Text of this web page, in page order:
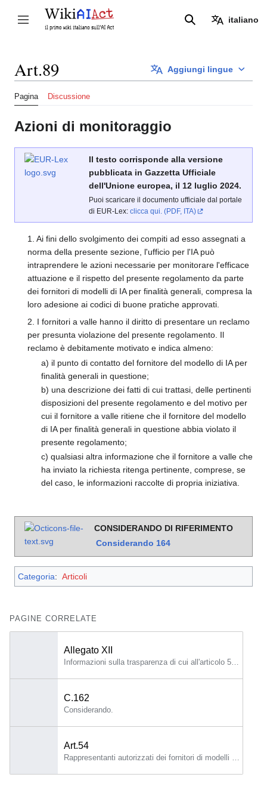
contenuto
Attiva/disattiva la barra laterale Ricerca italiano
Aggiungi lingue
Art.89
Pagina Discussione
Azioni di monitoraggio
Il testo corrisponde alla versione
pubblicata in Gazzetta Ufficiale
dell'Unione europea, il 12 luglio 2024.
Puoi scaricare il documento ufficiale dal portale
di EUR-Lex: clicca qui. (PDF, ITA)
1. Ai fini dello svolgimento dei compiti ad esso assegnati a
norma della presente sezione, l'ufficio per l'IA può
intraprendere le azioni necessarie per monitorare l'efficace
attuazione e il rispetto del presente regolamento da parte
dei fornitori di modelli di IA per finalità generali, compresa la
loro adesione ai codici di buone pratiche approvati.
2. I fornitori a valle hanno il diritto di presentare un reclamo
per presunta violazione del presente regolamento. Il
reclamo è debitamente motivato e indica almeno:
a) il punto di contatto del fornitore del modello di IA per
finalità generali in questione;
b) una descrizione dei fatti di cui trattasi, delle pertinenti
disposizioni del presente regolamento e del motivo per
cui il fornitore a valle ritiene che il fornitore del modello
di IA per finalità generali in questione abbia violato il
presente regolamento;
c) qualsiasi altra informazione che il fornitore a valle che
ha inviato la richiesta ritenga pertinente, comprese, se
del caso, le informazioni raccolte di propria iniziativa.
CONSIDERANDO DI RIFERIMENTO
Considerando 164
Categoria: Articoli
PAGINE CORRELATE
Allegato XII
C.162
Considerando.
Art.54